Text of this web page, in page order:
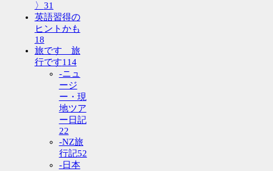
〉 31
英語習得の
ヒントかも
18
旅です 旅
行です114
-ニュ
ージ
ー・現
地ツア
ー日記
22
-NZ旅
行記52
-日本